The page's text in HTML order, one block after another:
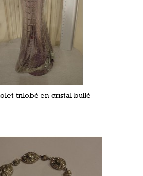
trilobé en cristal bullé